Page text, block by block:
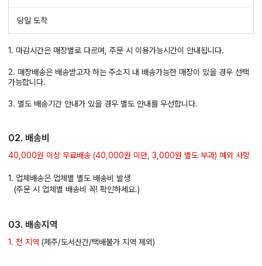
당일 도착
1. 마감시간은 매장별로 다르며, 주문 시 이용가능시간이 안내됩니다.
2. 매장배송은 배송받고자 하는 주소지 내 배송가능한 매장이 있을 경우 선택
가능합니다.
3. 별도 배송기간 안내가 있을 경우 별도 안내를 우선합니다.
02. 배송비
40,000원 이상 무료배송 (40,000원 미만, 3,000원 별도 부과) 예외 사항
1. 업체배송은 업체별 별도 배송비 발생
(주문 시 업체별 배송비 꼭! 확인하세요.)
03. 배송지역
1. 전 지역 (제주/도서산간/택배불가 지역 제외)